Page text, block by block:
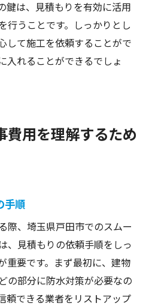
鍵は、見積もりを有効に活用
行うことです。しっかりとし
して施工を依頼することがで
入れることができるでしょ
費用を理解するため
手順
際、埼玉県戸田市でのスムー
、見積もりの依頼手順をしっ
重要です。まず最初に、建物
の部分に防水対策が必要なの
頼できる業者をリストアップ